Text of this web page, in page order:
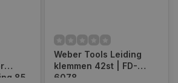
85
Weber Tools Leiding
klemmen 42st | FD-
6078